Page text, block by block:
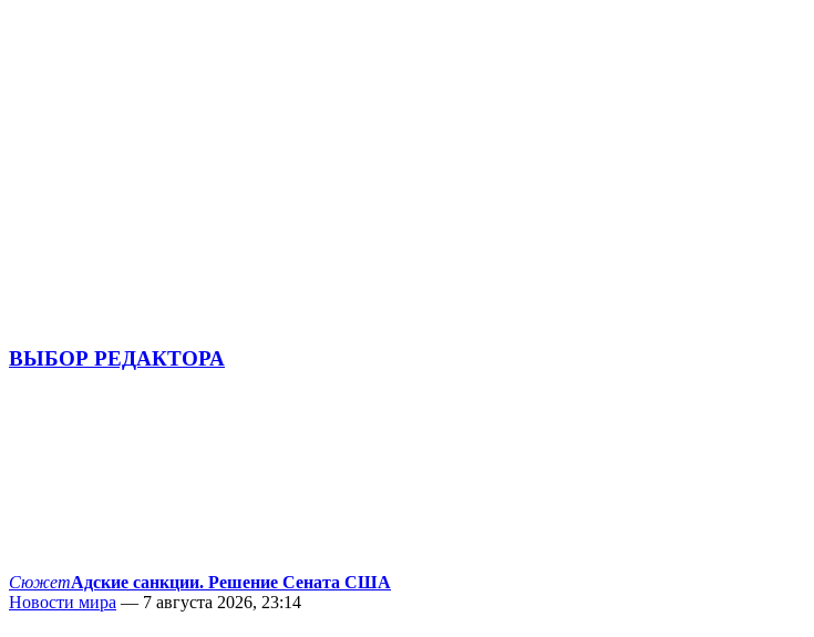
ВЫБОР РЕДАКТОРА
СюжетАдские санкции. Решение Сената США
Новости мира — 7 августа 2026, 23:14